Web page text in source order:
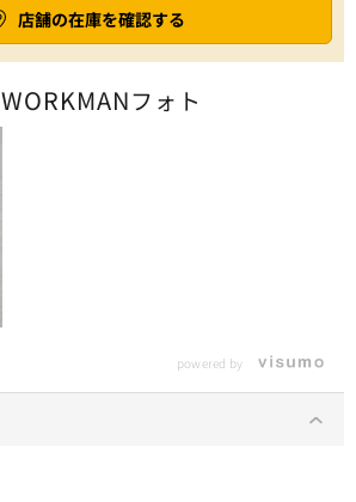
店舗の在庫を確認する
WORKMANフォト
powered by